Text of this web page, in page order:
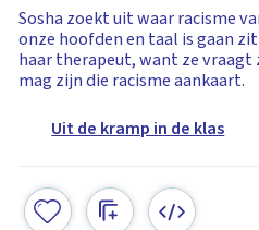
Sosha zoekt uit waar racisme
onze hoofden en taal is gaan
haar therapeut, want ze vraagt
mag zijn die racisme aankaart.
Uit de kramp in de klas